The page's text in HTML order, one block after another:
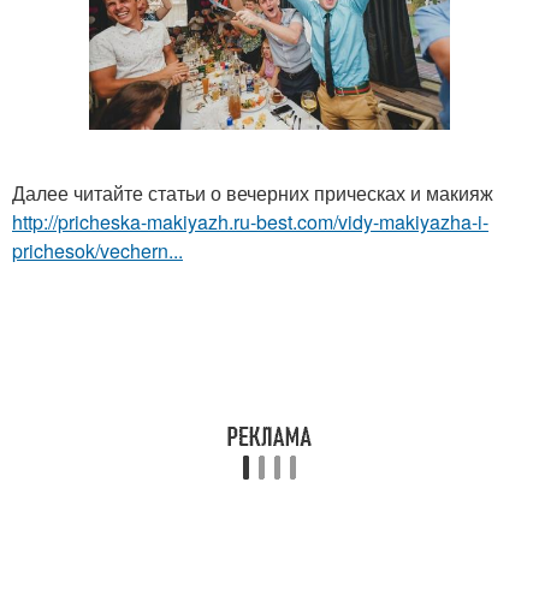
Далее читайте статьи о вечерних прическах и макияж
http://pricheska-makiyazh.ru-best.com/vidy-makiyazha-i-
prichesok/vechern...